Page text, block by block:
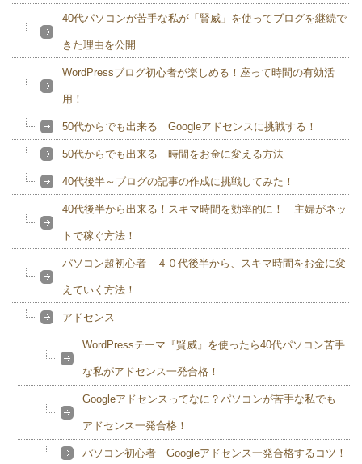
40代パソコンが苦手な私が「賢威」を使ってブログを継続で
きた理由を公開
WordPressブログ初心者が楽しめる！座って時間の有効活
用！
50代からでも出来る Googleアドセンスに挑戦する！
50代からでも出来る 時間をお金に変える方法
40代後半～ブログの記事の作成に挑戦してみた！
40代後半から出来る！スキマ時間を効率的に！ 主婦がネッ
トで稼ぐ方法！
パソコン超初心者 ４０代後半から、スキマ時間をお金に変
えていく方法！
アドセンス
WordPressテーマ『賢威』を使ったら40代パソコン苦手
な私がアドセンス一発合格！
Googleアドセンスってなに？パソコンが苦手な私でも
アドセンス一発合格！
パソコン初心者 Googleアドセンス一発合格するコツ！